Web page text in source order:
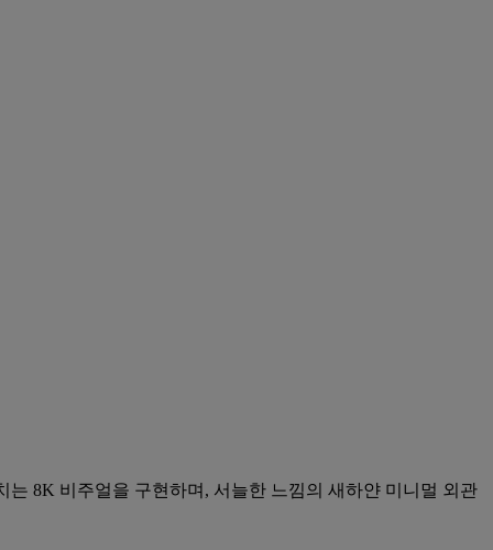
8K 비주얼을 구현하며, 서늘한 느낌의 새하얀 미니멀 외관